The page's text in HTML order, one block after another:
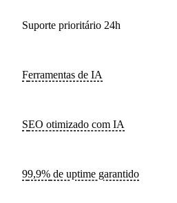
Suporte prioritário 24h
Ferramentas de IA
SEO otimizado com IA
99,9% de uptime garantido